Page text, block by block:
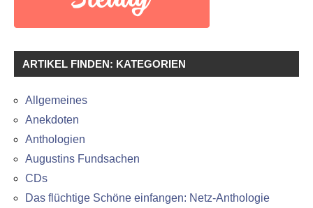
ARTIKEL FINDEN: KATEGORIEN
Allgemeines
Anekdoten
Anthologien
Augustins Fundsachen
CDs
Das flüchtige Schöne einfangen: Netz-Anthologie